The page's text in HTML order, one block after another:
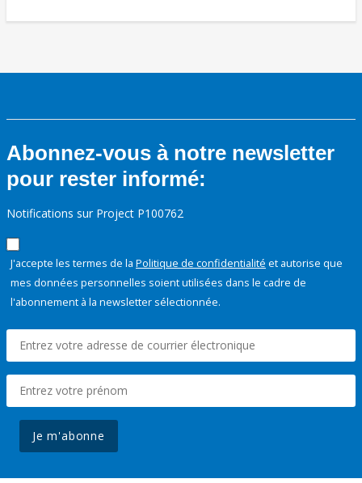
Abonnez-vous à notre newsletter
pour rester informé:
Notifications sur Project P100762
J'accepte les termes de la Politique de confidentialité et autorise que
mes données personnelles soient utilisées dans le cadre de
l'abonnement à la newsletter sélectionnée.
Je m'abonne